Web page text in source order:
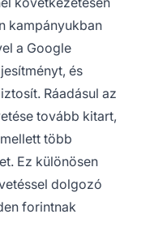
kampányukban
a Google
és
Ráadásul az
tovább kitart,
több
Ez különösen
dolgozó
forintnak